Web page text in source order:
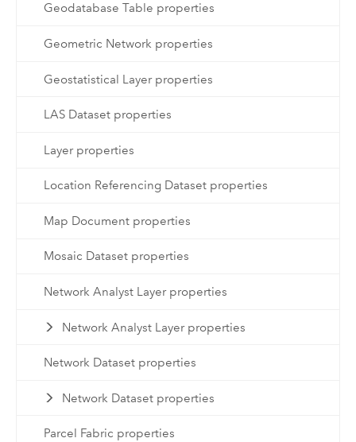
Geodatabase Table properties
Geometric Network properties
Geostatistical Layer properties
LAS Dataset properties
Layer properties
Location Referencing Dataset properties
Map Document properties
Mosaic Dataset properties
Network Analyst Layer properties
Network Analyst Layer properties
Network Dataset properties
Network Dataset properties
Parcel Fabric properties